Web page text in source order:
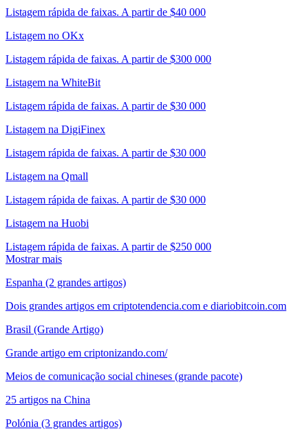
Listagem rápida de faixas. A partir de $40 000
Listagem no OKx
Listagem rápida de faixas. A partir de $300 000
Listagem na WhiteBit
Listagem rápida de faixas. A partir de $30 000
Listagem na DigiFinex
Listagem rápida de faixas. A partir de $30 000
Listagem na Qmall
Listagem rápida de faixas. A partir de $30 000
Listagem na Huobi
Listagem rápida de faixas. A partir de $250 000
Mostrar mais
Espanha (2 grandes artigos)
Dois grandes artigos em criptotendencia.com e diariobitcoin.com
Brasil (Grande Artigo)
Grande artigo em criptonizando.com/
Meios de comunicação social chineses (grande pacote)
25 artigos na China
Polónia (3 grandes artigos)